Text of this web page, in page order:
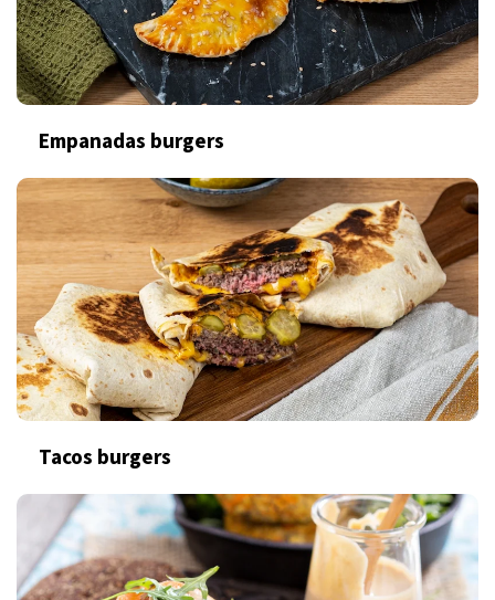
Empanadas burgers
Tacos burgers